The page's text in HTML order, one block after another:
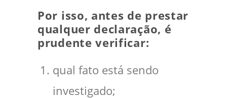
Por isso, antes de prestar
qualquer declaração, é
prudente verificar:
qual fato está sendo
investigado;